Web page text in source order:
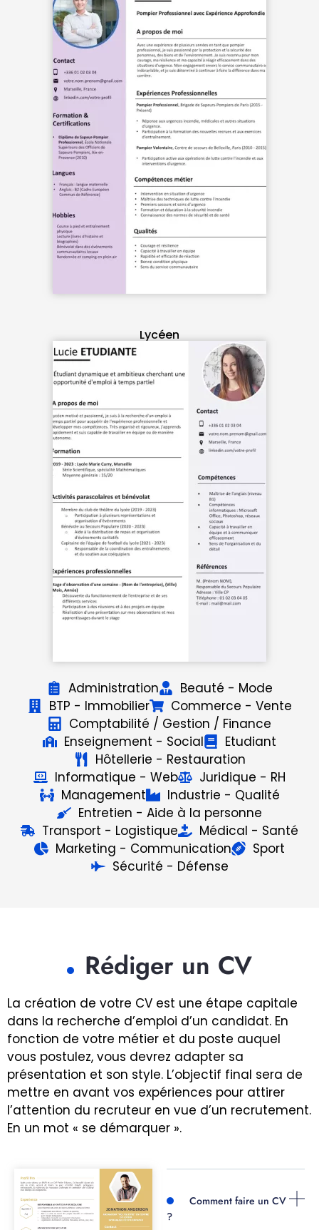
Lycéen
Administration
Beauté - Mode
BTP - Immobilier
Commerce - Vente
Comptabilité / Gestion / Finance
Enseignement - Social
Etudiant
Hôtellerie - Restauration
Informatique - Web
Juridique - RH
Management
Industrie - Qualité
Entretien - Aide à la personne
Transport - Logistique
Médical - Santé
Marketing - Communication
Sport
Sécurité - Défense
Rédiger un CV
La création de votre CV est une étape capitale
dans la recherche d’emploi d’un candidat. En
fonction de votre métier et du poste auquel
vous postulez, vous devrez adapter sa
présentation et son style. L’objectif final sera de
mettre en avant vos expériences pour attirer
l’attention du recruteur en vue d’un recrutement.
En un mot « se démarquer ».
Comment faire un CV
?